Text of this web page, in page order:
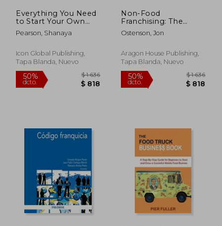
50%
dcto.
$ 1.870
$ 935
50%
dcto.
Everything You Need
to Start Your Own
Cleaning Business (en
Inglés)
Pearson, Shanaya
Icon Global Publishing,
Tapa Blanda, Nuevo
Non-Food
Franchising: The
Better Path to
Business Ownership
Ostenson, Jon
Aragon House Publishing,
Tapa Blanda, Nuevo